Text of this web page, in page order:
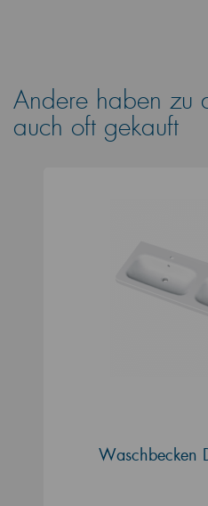
Andere haben zu
auch oft gekauft
Waschbecken